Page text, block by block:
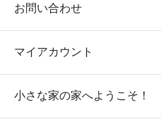
お問い合わせ
マイアカウント
小さな家の家へようこそ！